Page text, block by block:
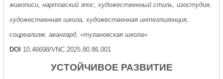
живописи, нартовский эпос, художественный стиль, изостудия,
художественная школа, художественная интеллигенция,
соцреализм, авангард, «тугановская школа»
DOI 10.46698/VNC.2025.80.86.001
УСТОЙЧИВОЕ РАЗВИТИЕ